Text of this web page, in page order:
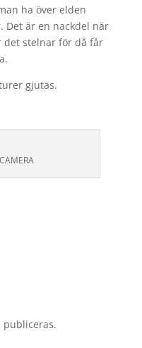
ha över elden
Det är en nackdel när
det stelnar för då får
gjutas.
publiceras.